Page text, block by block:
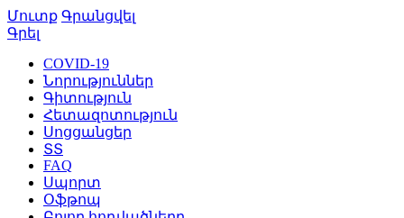
Մուտք Գրանցվել
Գրել
COVID-19
Նորություններ
Գիտություն
Հետազոտություն
Սոցցանցեր
ՏՏ
FAQ
Սպորտ
Օֆթոպ